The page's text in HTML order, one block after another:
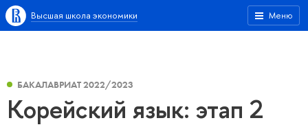
Меню
Высшая школа экономики
БАКАЛАВРИАТ 2022/2023
Корейский язык: этап 2